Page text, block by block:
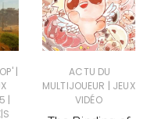
|
|
ACTU DU
MULTIJOUEUR | JEUX
VIDÉO